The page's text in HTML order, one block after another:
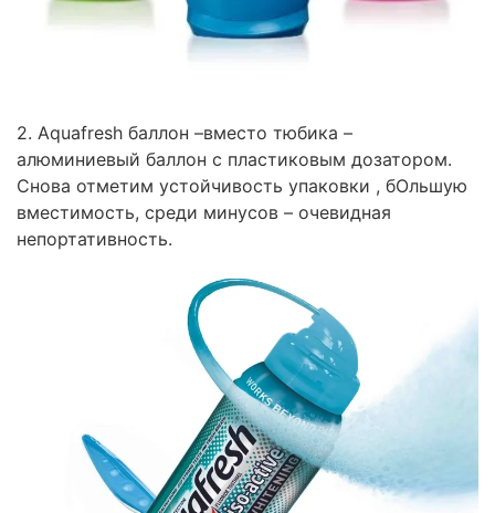
2. Aquafresh баллон –вместо тюбика –
алюминиевый баллон с пластиковым дозатором.
Снова отметим устойчивость упаковки , бОльшую
вместимость, среди минусов – очевидная
непортативность.